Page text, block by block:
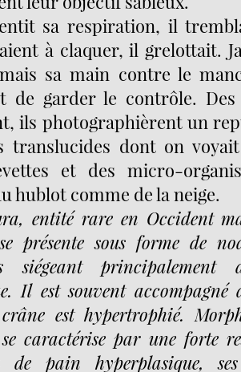
sa respiration, il
à claquer, il grelottait.
sa main contre le
de garder le contrôle.
ils photographièrent un
translucides dont on
et des micro-
hublot comme de la neige.
entité rare en Occident
présente sous forme de
siégeant
Il est souvent accompagné
est hypertrophié.
caractérise par une forte
de pain hyperplasique,